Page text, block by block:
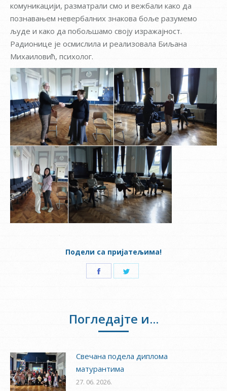
комуникацији, разматрали смо и вежбали како да
познавањем невербалних знакова боље разумемо
људе и како да побољшамо своју изражајност.
Радионице је осмислила и реализовала Биљана
Михаиловић, психолог.
Подели са пријатељима!
Share
Погледајте и...
Свечана подела диплома
матурантима
27. 06. 2026.